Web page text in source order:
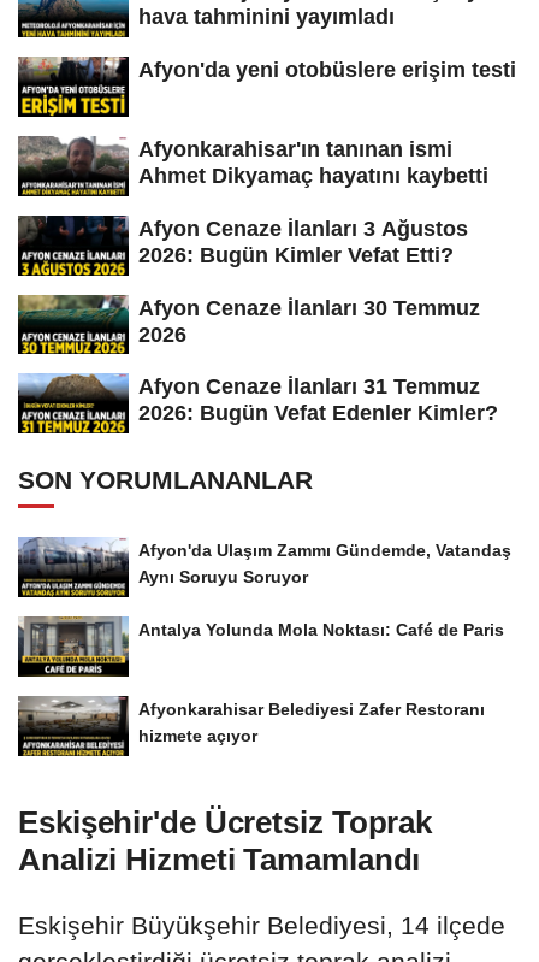
hava tahminini yayımladı
Afyon'da yeni otobüslere erişim testi
Afyonkarahisar'ın tanınan ismi
Ahmet Dikyamaç hayatını kaybetti
Afyon Cenaze İlanları 3 Ağustos
2026: Bugün Kimler Vefat Etti?
Afyon Cenaze İlanları 30 Temmuz
2026
Afyon Cenaze İlanları 31 Temmuz
2026: Bugün Vefat Edenler Kimler?
SON YORUMLANANLAR
Afyon'da Ulaşım Zammı Gündemde, Vatandaş
Aynı Soruyu Soruyor
Antalya Yolunda Mola Noktası: Café de Paris
Afyonkarahisar Belediyesi Zafer Restoranı
hizmete açıyor
Eskişehir'de Ücretsiz Toprak
Analizi Hizmeti Tamamlandı
Eskişehir Büyükşehir Belediyesi, 14 ilçede